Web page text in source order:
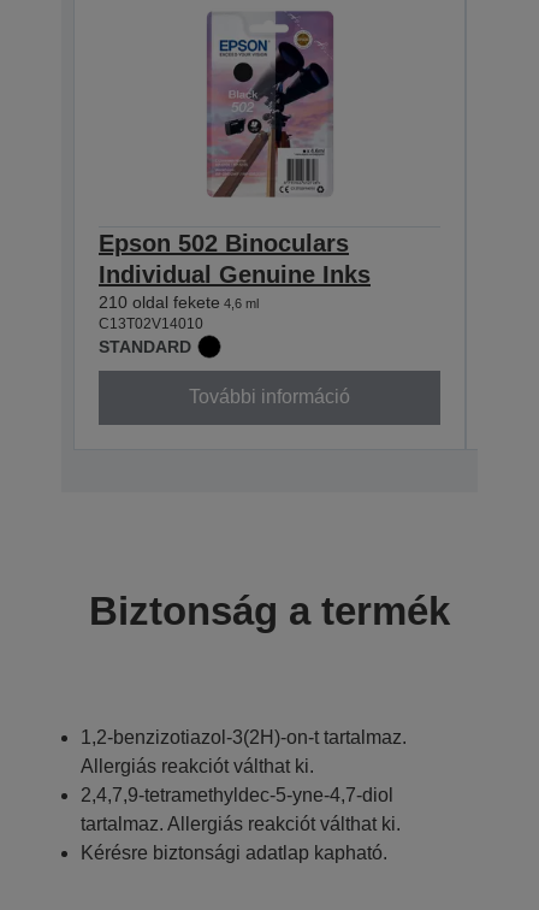
Epson 502 Binoculars
Individual Genuine Inks
210 oldal fekete 4,6 ml
C13T02V14010
STANDARD
További információ
Biztonság a termék
1,2-benzizotiazol-3(2H)-on-t tartalmaz.
Allergiás reakciót válthat ki.
2,4,7,9-tetramethyldec-5-yne-4,7-diol
tartalmaz. Allergiás reakciót válthat ki.
Kérésre biztonsági adatlap kapható.